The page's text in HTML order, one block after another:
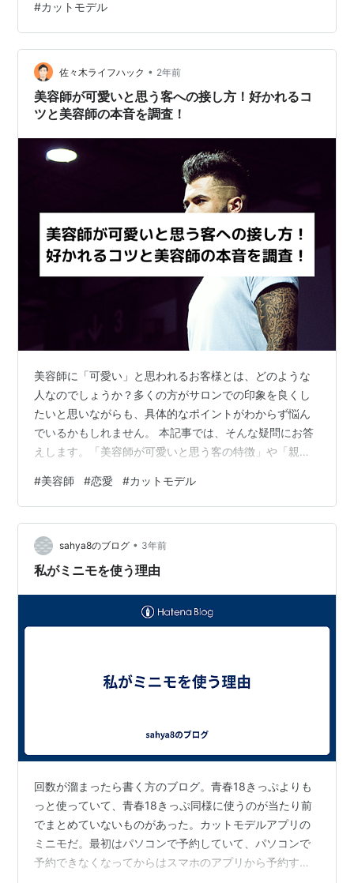
さらに、声をかけられやすくなるコツや、カットモデル
を体験する際のメリットと注意点も解説します。カット
モデルに興味がある方は、ぜひ参考にしてみてくださ
い！ 1. カットモデルとは？美容師が求める人物像 1-1. サ
ロンモデルとの違い 1-2. 美容師がカットモデルを探す理
由 2. カットモデルに声を…
#カットモデル
佐々木ライフハック • 2年前
美容師が可愛いと思う客への接し方！好かれるコ
ツと美容師の本音を調査！
美容師に「可愛い」と思われるお客様とは、どのような
人なのでしょうか？多くの方がサロンでの印象を良くし
たいと思いながらも、具体的なポイントがわからず悩ん
でいるかもしれません。 本記事では、そんな疑問にお答
えします。「美容師が可愛いと思う客の特徴」や「親し
アプローチを紹介します。 この記事を読むことで、美容
師に好かれるためのポイントや、恋愛に発展する可能性
を高めるテクニックがわかります。 1. 美容師が可愛いと
思う客の特徴 1.1 髪型や身だしなみが整っている 1.2 自然
な笑顔と人当たりの良さ 1.3 良い香りや清潔感 2. 美容師
#美容師 #恋愛 #カットモデル
sahya8のブログ • 3年前
私がミニモを使う理由
回数が溜まったら書く方のブログ。青春18きっぷよりも
っと使っていて、青春18きっぷ同様に使うのが当たり前
でまとめていないものがあった。カットモデルアプリの
ミニモだ。最初はパソコンで予約していて、パソコンで
予約できなくなってからはスマホのアプリから予約する